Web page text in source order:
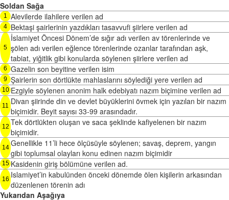
Soldan Sağa
1 Alevilerde ilahilere verilen ad
4 Bektaşi şairlerinin yazdıkları tasavvufi şiirlere verilen ad
5
İslamiyet Öncesi Dönem’de sığır adı verilen av törenlerinde ve
şölen adı verilen eğlence törenlerinde ozanlar tarafından aşk,
tabiat, yiğitlik gibi konularda söylenen şiirlere verilen ad
6 Gazelin son beyitine verilen isim
9 Şairlerin son dörtlükte mahlaslarını söylediği yere verilen ad
10 Ezgiyle söylenen anonim halk edebiyatı nazım biçimine verilen ad
11 Divan şiirinde din ve devlet büyüklerini övmek için yazılan bir nazım
biçimidir. Beyit sayısı 33-99 arasındadır.
12 Tek dörtlükten oluşan ve saca şeklinde kafiyelenen bir nazım
biçimidir.
14 Genellikle 11’li hece ölçüsüyle söylenen; savaş, deprem, yangın
gibi toplumsal olayları konu edinen nazım biçimidir
15 Kasidenin giriş bölümüne verilen ad.
16 Islamiyet’in kabulünden önceki dönemde ölen kişilerin arkasından
düzenlenen törenin adı
Yukarıdan Aşağıya